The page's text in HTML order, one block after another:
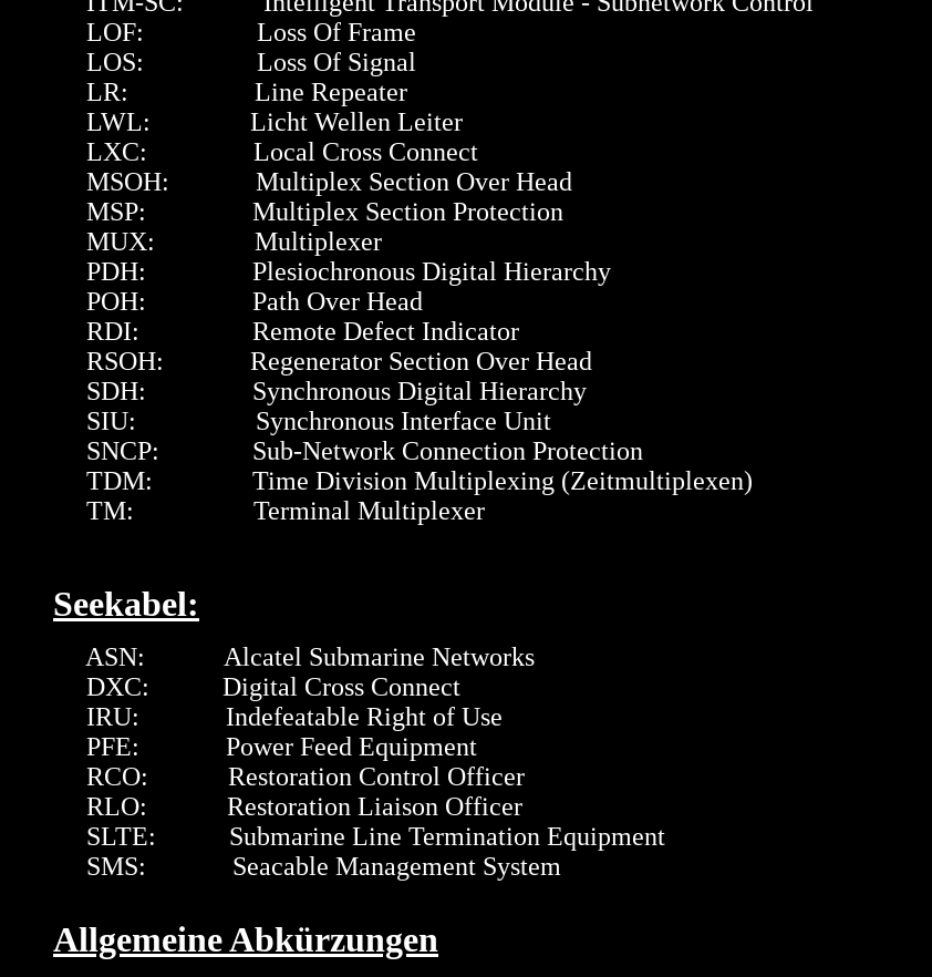
LOF: Loss Of Frame
LOS: Loss Of Signal
LR: Line Repeater
LWL: Licht Wellen Leiter
LXC: Local Cross Connect
MSOH: Multiplex Section Over Head
MSP: Multiplex Section Protection
MUX: Multiplexer
PDH: Plesiochronous Digital Hierarchy
POH: Path Over Head
RDI: Remote Defect Indicator
RSOH: Regenerator Section Over Head
SDH: Synchronous Digital Hierarchy
SIU: Synchronous Interface Unit
SNCP: Sub-Network Connection Protection
TDM: Time Division Multiplexing (Zeitmultiplexen)
TM: Terminal Multiplexer
Seekabel:
ASN: Alcatel Submarine Networks
DXC: Digital Cross Connect
IRU: Indefeatable Right of Use
PFE: Power Feed Equipment
RCO: Restoration Control Officer
RLO: Restoration Liaison Officer
SLTE: Submarine Line Termination Equipment
SMS: Seacable Management System
Allgemeine Abkürzungen